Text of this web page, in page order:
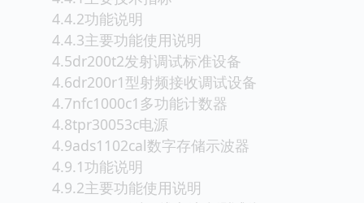
4.4.2功能说明
4.4.3主要功能使用说明
4.5dr200t2发射调试标准设备
4.6dr200r1型射频接收调试设备
4.7nfc1000c1多功能计数器
4.8tpr30053c电源
4.9ads1102cal数字存储示波器
4.9.1功能说明
4.9.2主要功能使用说明